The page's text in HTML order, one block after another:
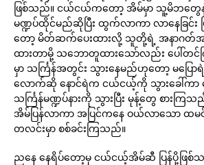
ဖြစ်သည်။ ငယ်ငယ်ကတော့ အိမ်မှာ သူ့မိဘတွေ
မဏ္ဍပ်ထိုင်မည်ဆိုပြီး ထွက်လာကာ လာနေခြင်း
တော့ မိတ်ဆက်ပေးထားလို့ သူတို့ရဲ့ အနာဂတ်
ထားတာမို့ သဘောတူထားသော်လည်း ပေါ်တင်က
မှာ သင်္ကြန်အတွင်း သွားနေမည်ဟုတော့ မပြောရဲ
လောက်ဆို နောင်ရဲက ငယ်ငယ့်ကို သွားခေါ်ကာ န
သင်္ကြန်မဏ္ဍပ်နားကို သွားပြီး မုန့်တွေ စားကြသ
အိမ်ပြန်လာကာ အပြင်ကနေ ဝယ်လာသော ထမင်း
တလင်းမှာ စစ်ခင်းကြသည်။
ညနေ နေရိပ်တော့မှ ငယ်ငယ့်အိမ်ဆီ ပြန်ပို့ဖြ